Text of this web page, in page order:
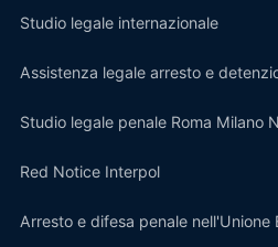
Studio legale internazionale
Assistenza legale arresto e
Studio legale penale Roma Milano
Red Notice Interpol
Arresto e difesa penale nell'Unione